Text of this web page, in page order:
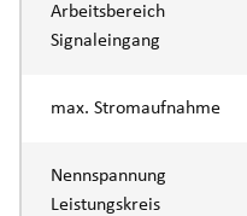
Arbeitsbereich
Signaleingang
max. Stromaufnahme
Nennspannung
Leistungskreis